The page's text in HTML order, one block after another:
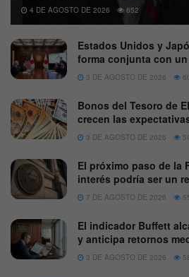
4 DE AGOSTO DE 2026 652
Estados Unidos y
forma conjunta con un
3 DE AGOSTO DE 2026
Bonos del Tesoro de
crecen las
3 DE AGOSTO DE 2026
El próximo paso de la
interés podría ser un
7 DE AGOSTO DE 2026
El indicador Buffett
y anticipa retornos
3 DE AGOSTO DE 2026